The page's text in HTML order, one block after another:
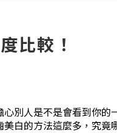
比較！
別人是不是會看到你
白的方法這麼多，究